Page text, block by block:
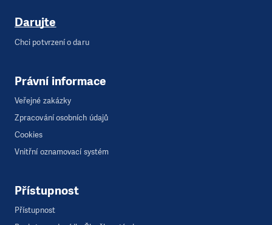
Darujte
Chci potvrzení o daru
Právní informace
Veřejné zakázky
Zpracování osobních údajů
Cookies
Vnitřní oznamovací systém
Přístupnost
Přístupnost